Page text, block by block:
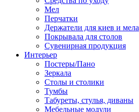
Мел
Перчатки
Держатели для киев и мела
Покрывала для столов
Сувенирная продукция
Интерьер
Постеры/Пано
Зеркала
Столы и столики
Тумбы
Табуреты, стулья, диваны
Мебельные модули